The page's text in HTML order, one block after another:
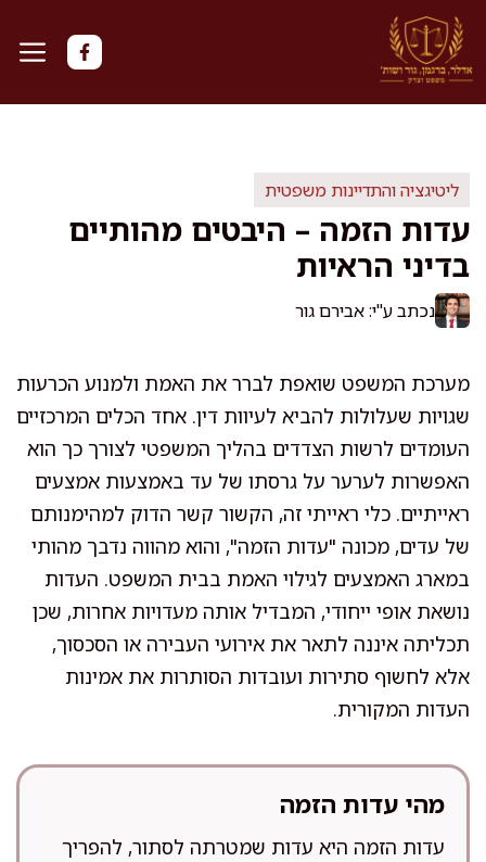
לדלג
לתוכן
ליטיגציה והתדיינות משפטית
עדות הזמה – היבטים מהותיים
בדיני הראיות
נכתב ע"י: אבירם גור
מערכת המשפט שואפת לברר את האמת ולמנוע הכרעות
שגויות שעלולות להביא לעיוות דין. אחד הכלים המרכזיים
העומדים לרשות הצדדים בהליך המשפטי לצורך כך הוא
האפשרות לערער על גרסתו של עד באמצעות אמצעים
ראייתיים. כלי ראייתי זה, הקשור קשר הדוק למהימנותם
של עדים, מכונה "עדות הזמה", והוא מהווה נדבך מהותי
במארג האמצעים לגילוי האמת בבית המשפט. העדות
נושאת אופי ייחודי, המבדיל אותה מעדויות אחרות, שכן
תכליתה איננה לתאר את אירועי העבירה או הסכסוך,
אלא לחשוף סתירות ועובדות הסותרות את אמינות
העדות המקורית.
מהי עדות הזמה
עדות הזמה היא עדות שמטרתה לסתור, להפריך